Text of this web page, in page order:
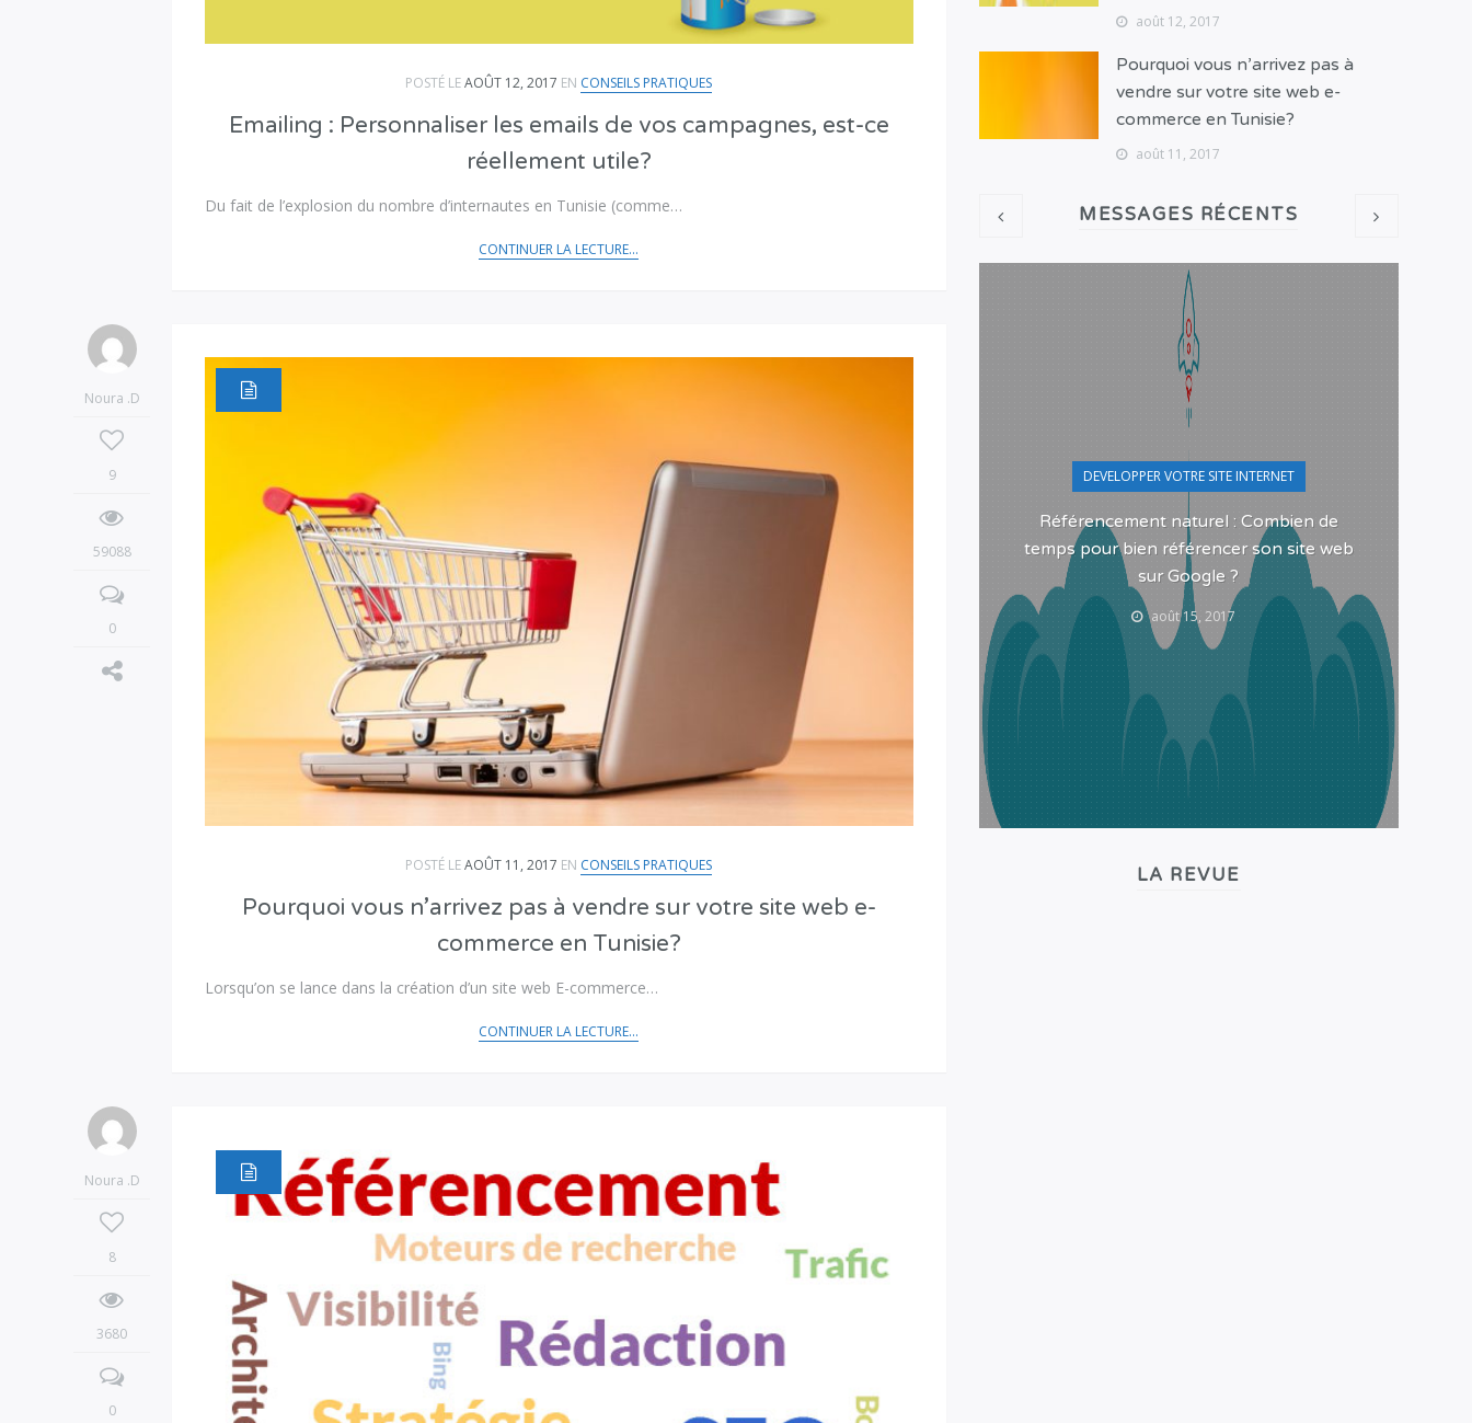
POSTÉ LEAOÛT 12, 2017 EN CONSEILS PRATIQUES
Emailing : Personnaliser les emails de vos campagnes, est-ce
réellement utile?
Du fait de l’explosion du nombre d’internautes en Tunisie (comme…
CONTINUER LA LECTURE...
Noura .D
9
59088
0
POSTÉ LEAOÛT 11, 2017 EN CONSEILS PRATIQUES
Pourquoi vous n’arrivez pas à vendre sur votre site web e-
commerce en Tunisie?
Lorsqu’on se lance dans la création d’un site web E-commerce…
CONTINUER LA LECTURE...
Noura .D
8
3680
0
août 12, 2017
Pourquoi vous n’arrivez pas à
vendre sur votre site web e-
commerce en Tunisie?
août 11, 2017
MESSAGES RÉCENTS
DEVELOPPER VOTRE SITE INTERNET
Référencement naturel : Combien de
temps pour bien référencer son site web
sur Google ?
août 15, 2017
LA REVUE